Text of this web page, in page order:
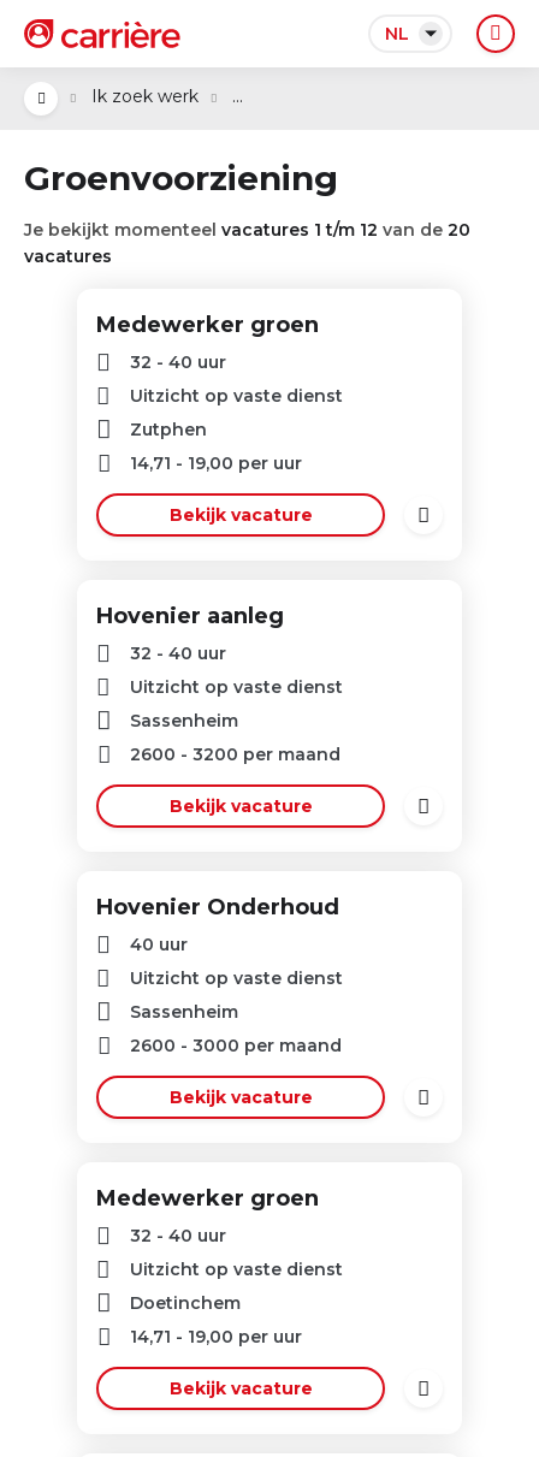
NL
Ik zoek werk ...
Groenvoorziening
Je bekijkt momenteel vacatures 1 t/m 12 van de 20
vacatures
Medewerker groen
32 - 40 uur
Uitzicht op vaste dienst
Zutphen
14,71 - 19,00 per uur
Bekijk vacature
Hovenier aanleg
32 - 40 uur
Uitzicht op vaste dienst
Sassenheim
2600 - 3200 per maand
Bekijk vacature
Hovenier Onderhoud
40 uur
Uitzicht op vaste dienst
Sassenheim
2600 - 3000 per maand
Bekijk vacature
Medewerker groen
32 - 40 uur
Uitzicht op vaste dienst
Doetinchem
14,71 - 19,00 per uur
Bekijk vacature